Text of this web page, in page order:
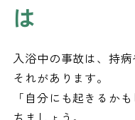
は
入浴中の事故は、持
それがあります。
「自分にも起きるか